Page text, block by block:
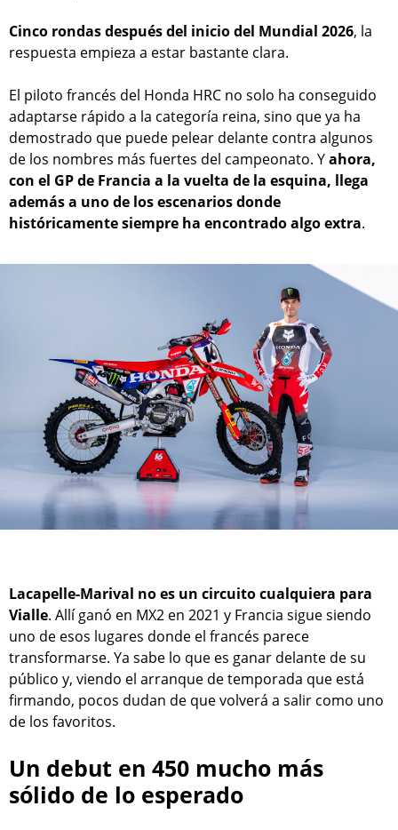
Cinco rondas después del inicio del Mundial 2026, la
respuesta empieza a estar bastante clara.
El piloto francés del Honda HRC no solo ha conseguido
adaptarse rápido a la categoría reina, sino que ya ha
demostrado que puede pelear delante contra algunos
de los nombres más fuertes del campeonato. Yahora,
con el GP de Francia a la vuelta de la esquina, llega
además a uno de los escenarios donde
históricamente siempre ha encontrado algo extra.
Lacapelle-Marival no es un circuito cualquiera para
Vialle. Allí ganó en MX2 en 2021 y Francia sigue siendo
uno de esos lugares donde el francés parece
transformarse. Ya sabe lo que es ganar delante de su
público y, viendo el arranque de temporada que está
firmando, pocos dudan de que volverá a salir como uno
de los favoritos.
Un debut en 450 mucho más
sólido de lo esperado